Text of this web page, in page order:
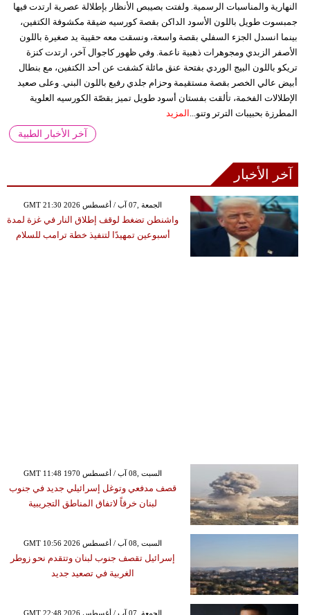
النهارية والمناسبات الرسمية. ولفتت بصيبص الأنظار بإطلالة عصرية ارتدت فيها
جمبسوت طويل باللون الأسود الداكن بقصة كورسيه ضيقة مكشوفة الكتفين،
بينما انسدل الجزء السفلي بقصة واسعة، ونسقت معه حقيبة يد صغيرة باللون
الأصفر الزبدي ومجوهرات ذهبية ناعمة. وفي ظهور كاجوال آخر، ارتدت كنزة
تريكو باللون البيج الوردي بفتحة عنق مائلة كشفت عن أحد الكتفين، مع بنطال
أبيض عالي الخصر بقصة مستقيمة وحزام جلدي رفيع باللون البني. وعلى صعيد
الإطلالات الفخمة، تألقت بفستان أسود طويل تميز بقصّة الكورسيه العلوية
المطرزة بحبيبات الترتر وتنو... المزيد
آخر الأخبار الطبية
آخر الأخبار
GMT 21:30 2026 الجمعة ,07 آب / أغسطس
واشنطن تضغط لوقف إطلاق النار في غزة لمدة
أسبوعين تمهيدًا لتنفيذ خطة ترامب للسلام
GMT 11:48 1970 السبت ,08 آب / أغسطس
قصف مدفعي وتوغل إسرائيلي جديد في جنوب
لبنان خرقاً لاتفاق المناطق التجريبية
GMT 10:56 2026 السبت ,08 آب / أغسطس
إسرائيل تقصف جنوب لبنان وتتقدم نحو زوطر
الغربية في تصعيد جديد
GMT 22:48 2026 الجمعة ,07 آب / أغسطس